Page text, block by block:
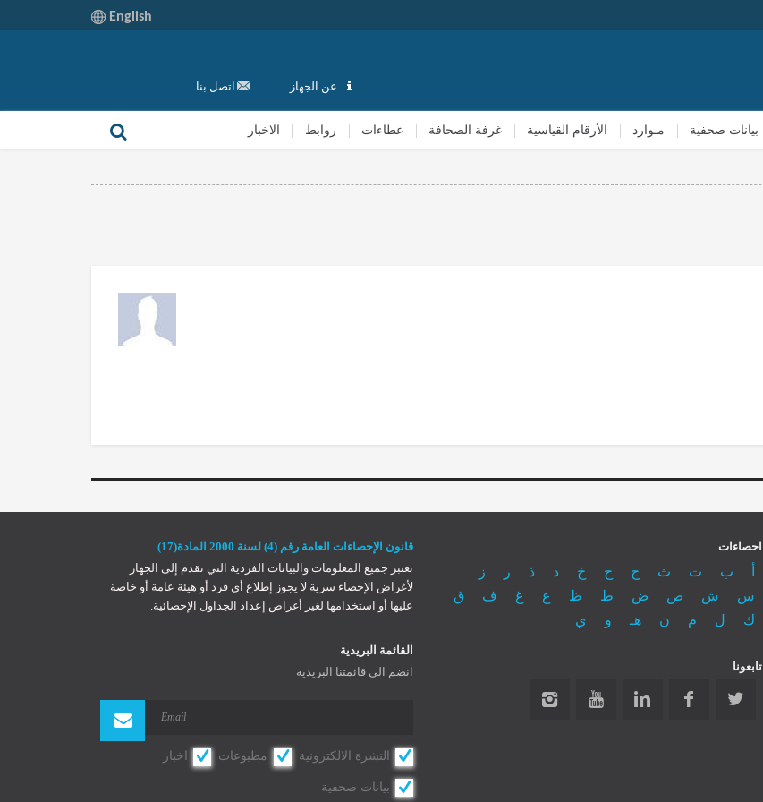
English
عن الجهاز اتصل بنا
بيانات صحفية مـوارد الأرقام القياسية غرفة الصحافة عطاءات روابط الاخبار
قانون الإحصاءات العامة رقم (4) لسنة 2000 المادة(17)
تعتبر جميع المعلومات والبيانات الفردية التي تقدم إلى الجهاز
لأغراض الإحصاء سرية لا يجوز إطلاع أي فرد أو هيئة عامة أو خاصة
عليها أو استخدامها لغير أغراض إعداد الجداول الإحصائية.
القائمة البريدية
انضم الى قائمتنا البريدية
النشرة الالكترونية مطبوعات اخبار
بيانات صحفية
احصاءات
ب ت ث ج ح خ د ذ ر
ز
س
ش ص ض ط ظ ع غ ف
ق
ك
ل م ن هـ و ي
تابعونا